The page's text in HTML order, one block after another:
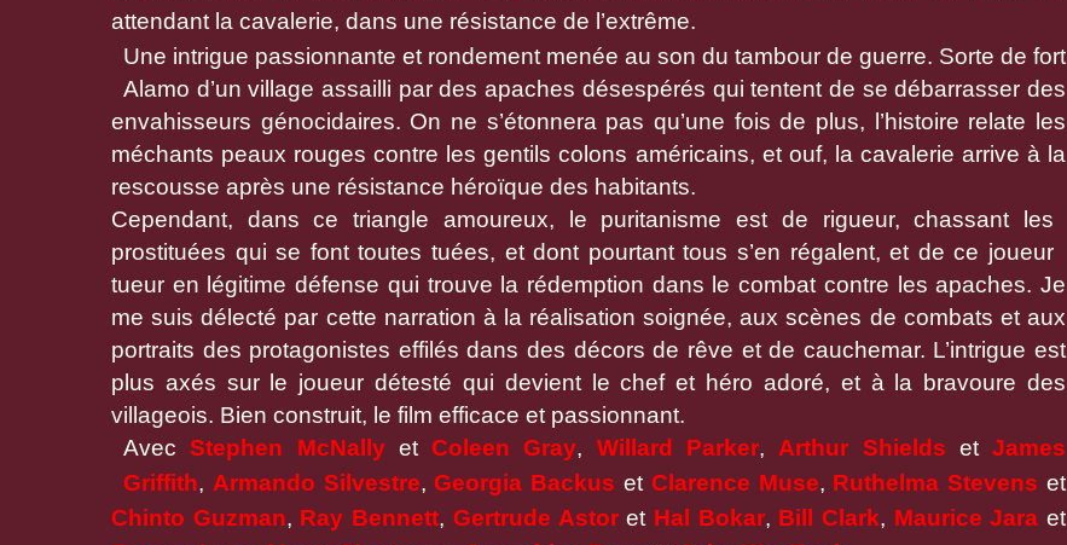
attendant la cavalerie, dans une résistance de l’extrême.
Une intrigue passionnante et rondement menée au son du tambour de guerre. Sorte de fort
Alamo d’un village assailli par des apaches désespérés qui tentent de se débarrasser des
envahisseurs génocidaires. On ne s’étonnera pas qu’une fois de plus, l’histoire relate les
méchants peaux rouges contre les gentils colons américains, et ouf, la cavalerie arrive à la
rescousse après une résistance héroïque des habitants.
Cependant, dans ce triangle amoureux, le puritanisme est de rigueur, chassant les
prostituées qui se font toutes tuées, et dont pourtant tous s’en régalent, et de ce joueur
tueur en légitime défense qui trouve la rédemption dans le combat contre les apaches. Je
me suis délecté par cette narration à la réalisation soignée, aux scènes de combats et aux
portraits des protagonistes effilés dans des décors de rêve et de cauchemar. L’intrigue est
plus axés sur le joueur détesté qui devient le chef et héro adoré, et à la bravoure des
villageois. Bien construit, le film efficace et passionnant.
AvecStephen McNallyetColeen Gray, Willard Parker, Arthur Shields etJames
Griffith, Armando Silvestre,Georgia Backus et Clarence Muse, Ruthelma Stevens et
Chinto Guzman, Ray Bennett, Gertrude Astoret Hal Bokar, Bill Clark, Maurice Jara et